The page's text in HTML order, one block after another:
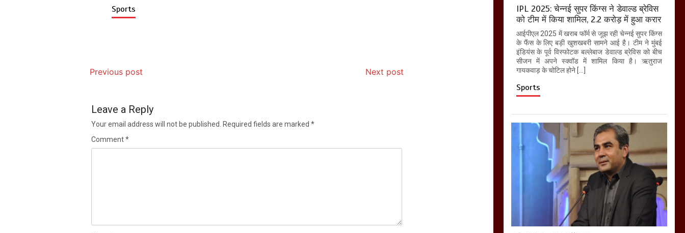
Sports
Previous post Next post
Leave a Reply
Your email address will not be published. Required fields are marked *
Comment*
IPL 2025: चेन्नई सुपर किंग्स ने डेवाल्ड ब्रेविस
को टीम में किया शामिल, 2.2 करोड़ में हुआ करार
आईपीएल 2025 में खराब फॉर्म से जूझ रही चेन्नई सुपर किंग्स
के फैंस के लिए बड़ी खुशखबरी सामने आई है। टीम ने मुंबई
इंडियंस के पूर्व विस्फोटक बल्लेबाज डेवाल्ड ब्रेविस को बीच
सीजन में अपने स्क्वॉड में शामिल किया है। ऋतुराज
गायकवाड़ के चोटिल होने […]
Sports